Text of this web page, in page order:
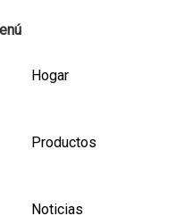
Hogar
Productos
Noticias